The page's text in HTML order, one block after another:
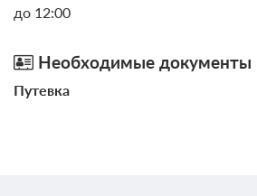
до 12:00
Необходимые документы
Путевка